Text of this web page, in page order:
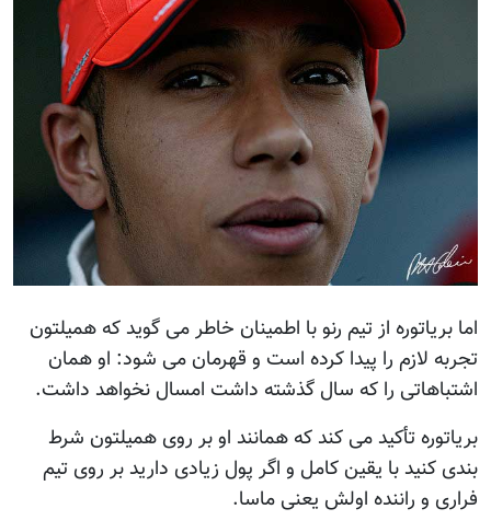
اما بریاتوره از تیم رنو با اطمینان خاطر می گوید که همیلتون
تجربه لازم را پیدا کرده است و قهرمان می شود: او همان
اشتباهاتی را که سال گذشته داشت امسال نخواهد داشت.
بریاتوره تأکید می کند که همانند او بر روی همیلتون شرط
بندی کنید با یقین کامل و اگر پول زیادی دارید بر روی تیم
فراری و راننده اولش یعنی ماسا.